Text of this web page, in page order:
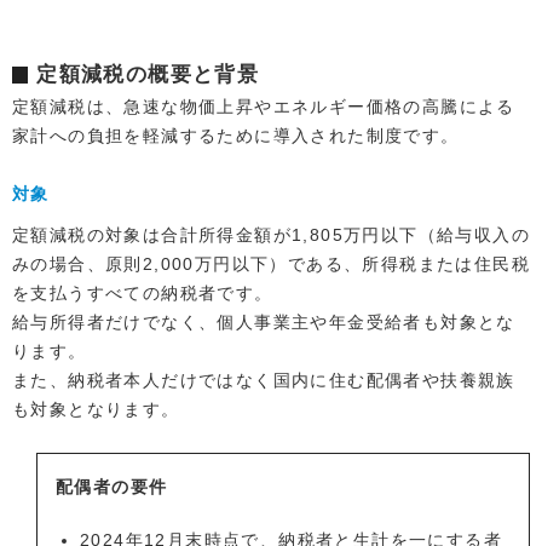
定額減税の概要と背景
定額減税は、急速な物価上昇やエネルギー価格の高騰による
家計への負担を軽減するために導入された制度です。
対象
定額減税の対象は合計所得金額が1,805万円以下（給与収入の
みの場合、原則2,000万円以下）である、所得税または住民税
を支払うすべての納税者です。
給与所得者だけでなく、個人事業主や年金受給者も対象とな
ります。
また、納税者本人だけではなく国内に住む配偶者や扶養親族
も対象となります。
配偶者の要件
2024年12月末時点で、納税者と生計を一にする者